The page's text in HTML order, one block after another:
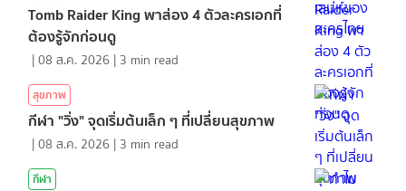
Tomb Raider King พาส่อง 4 ตัวละครเอกที่
ต้องรู้จักก่อนดู
|08 ส.ค. 2026 | 3 min read
สุขภาพ
กีฬา "วิ่ง" จุดเริ่มต้นเล็ก ๆ ที่เปลี่ยนสุขภาพ
|08 ส.ค. 2026 | 3 min read
กีฬา